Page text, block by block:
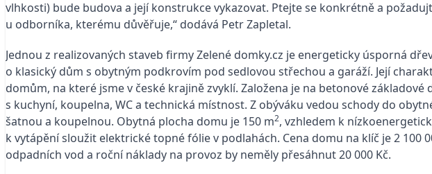
vlhkosti) bude budova a její konstrukce vykazovat. Ptejte se konkrétně a
u odborníka, kterému důvěřuje,“ dodává Petr Zapletal.
Jednou z realizovaných staveb firmy Zelené domky.cz je energeticky úsporná
o klasický dům s obytným podkrovím pod sedlovou střechou a garáží. Její
domům, na které jsme v české krajině zvyklí. Založena je na betonové základové
s kuchyní, koupelna, WC a technická místnost. Z obýváku vedou schody do
šatnou a koupelnou. Obytná plocha domu je 150 m2, vzhledem k
k vytápění sloužit elektrické topné fólie v podlahách. Cena domu na klíč je 2 100
odpadních vod a roční náklady na provoz by neměly přesáhnut 20 000 Kč.